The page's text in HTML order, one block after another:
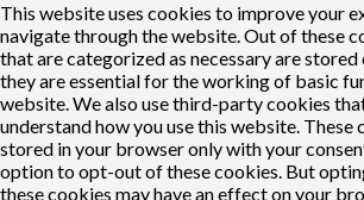
This website uses cookies to improve your
navigate through the website. Out of these
that are categorized as necessary are
they are essential for the working of basic
website. We also use third-party cookies
understand how you use this website. These
stored in your browser only with your
option to opt-out of these cookies. But
these cookies may have an effect on your